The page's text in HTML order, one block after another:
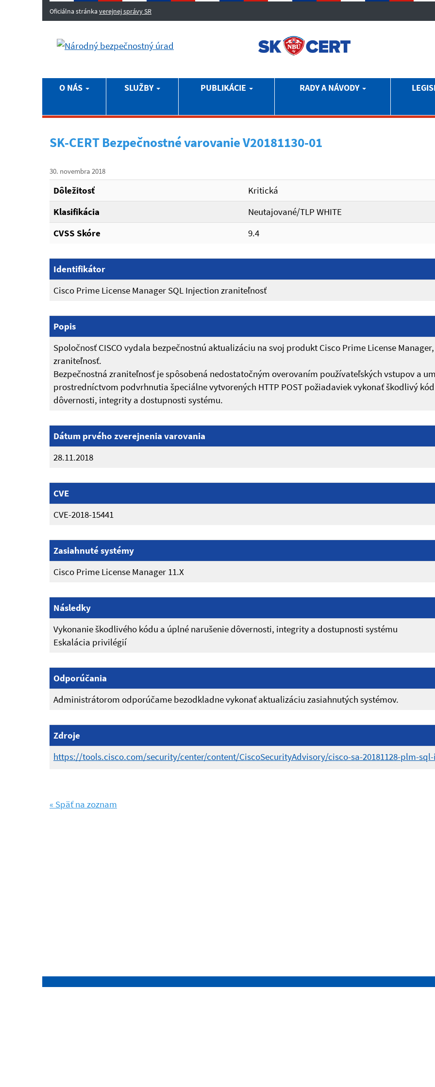
Oficiálna stránka verejnej správy SR
O NÁS SLUŽBY PUBLIKÁCIE RADY A NÁVODY
SK-CERT Bezpečnostné varovanie V20181130-01
30. novembra 2018
Dôležitosť
Kritická
Klasifikácia
Neutajované/TLP WHITE
CVSS Skóre
9.4
Identifikátor
Cisco Prime License Manager SQL Injection zraniteľnosť
Popis
Spoločnosť CISCO vydala bezpečnostnú aktualizáciu na svoj produkt Cisco Prime License
zraniteľnosť.
Bezpečnostná zraniteľnosť je spôsobená nedostatočným overovaním používateľských vstupov a
prostredníctvom podvrhnutia špeciálne vytvorených HTTP POST požiadaviek vykonať škodlivý
dôvernosti, integrity a dostupnosti systému.
Dátum prvého zverejnenia varovania
28.11.2018
CVE
CVE-2018-15441
Zasiahnuté systémy
Cisco Prime License Manager 11.X
Následky
Vykonanie škodlivého kódu a úplné narušenie dôvernosti, integrity a dostupnosti systému
Eskalácia privilégií
Odporúčania
Administrátorom odporúčame bezodkladne vykonať aktualizáciu zasiahnutých systémov.
Zdroje
https://tools.cisco.com/security/center/content/CiscoSecurityAdvisory/cisco-sa-20181128-plm-
« Späť na zoznam